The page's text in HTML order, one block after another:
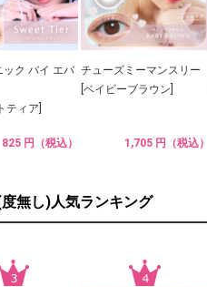
ック バイ エバ
ティア]
825 円（税込）
チューズミーマンスリー
[ベイビーブラウン]
1,705 円（税込）
無し)人気ランキング